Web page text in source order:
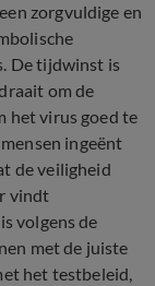
zorgvuldige en
De tijdwinst is
om de
het virus goed te
ingeënt
de veiligheid
vindt
volgens de
met de juiste
het testbeleid,